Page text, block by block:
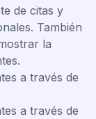
de citas y
También
la
a través de
a través de